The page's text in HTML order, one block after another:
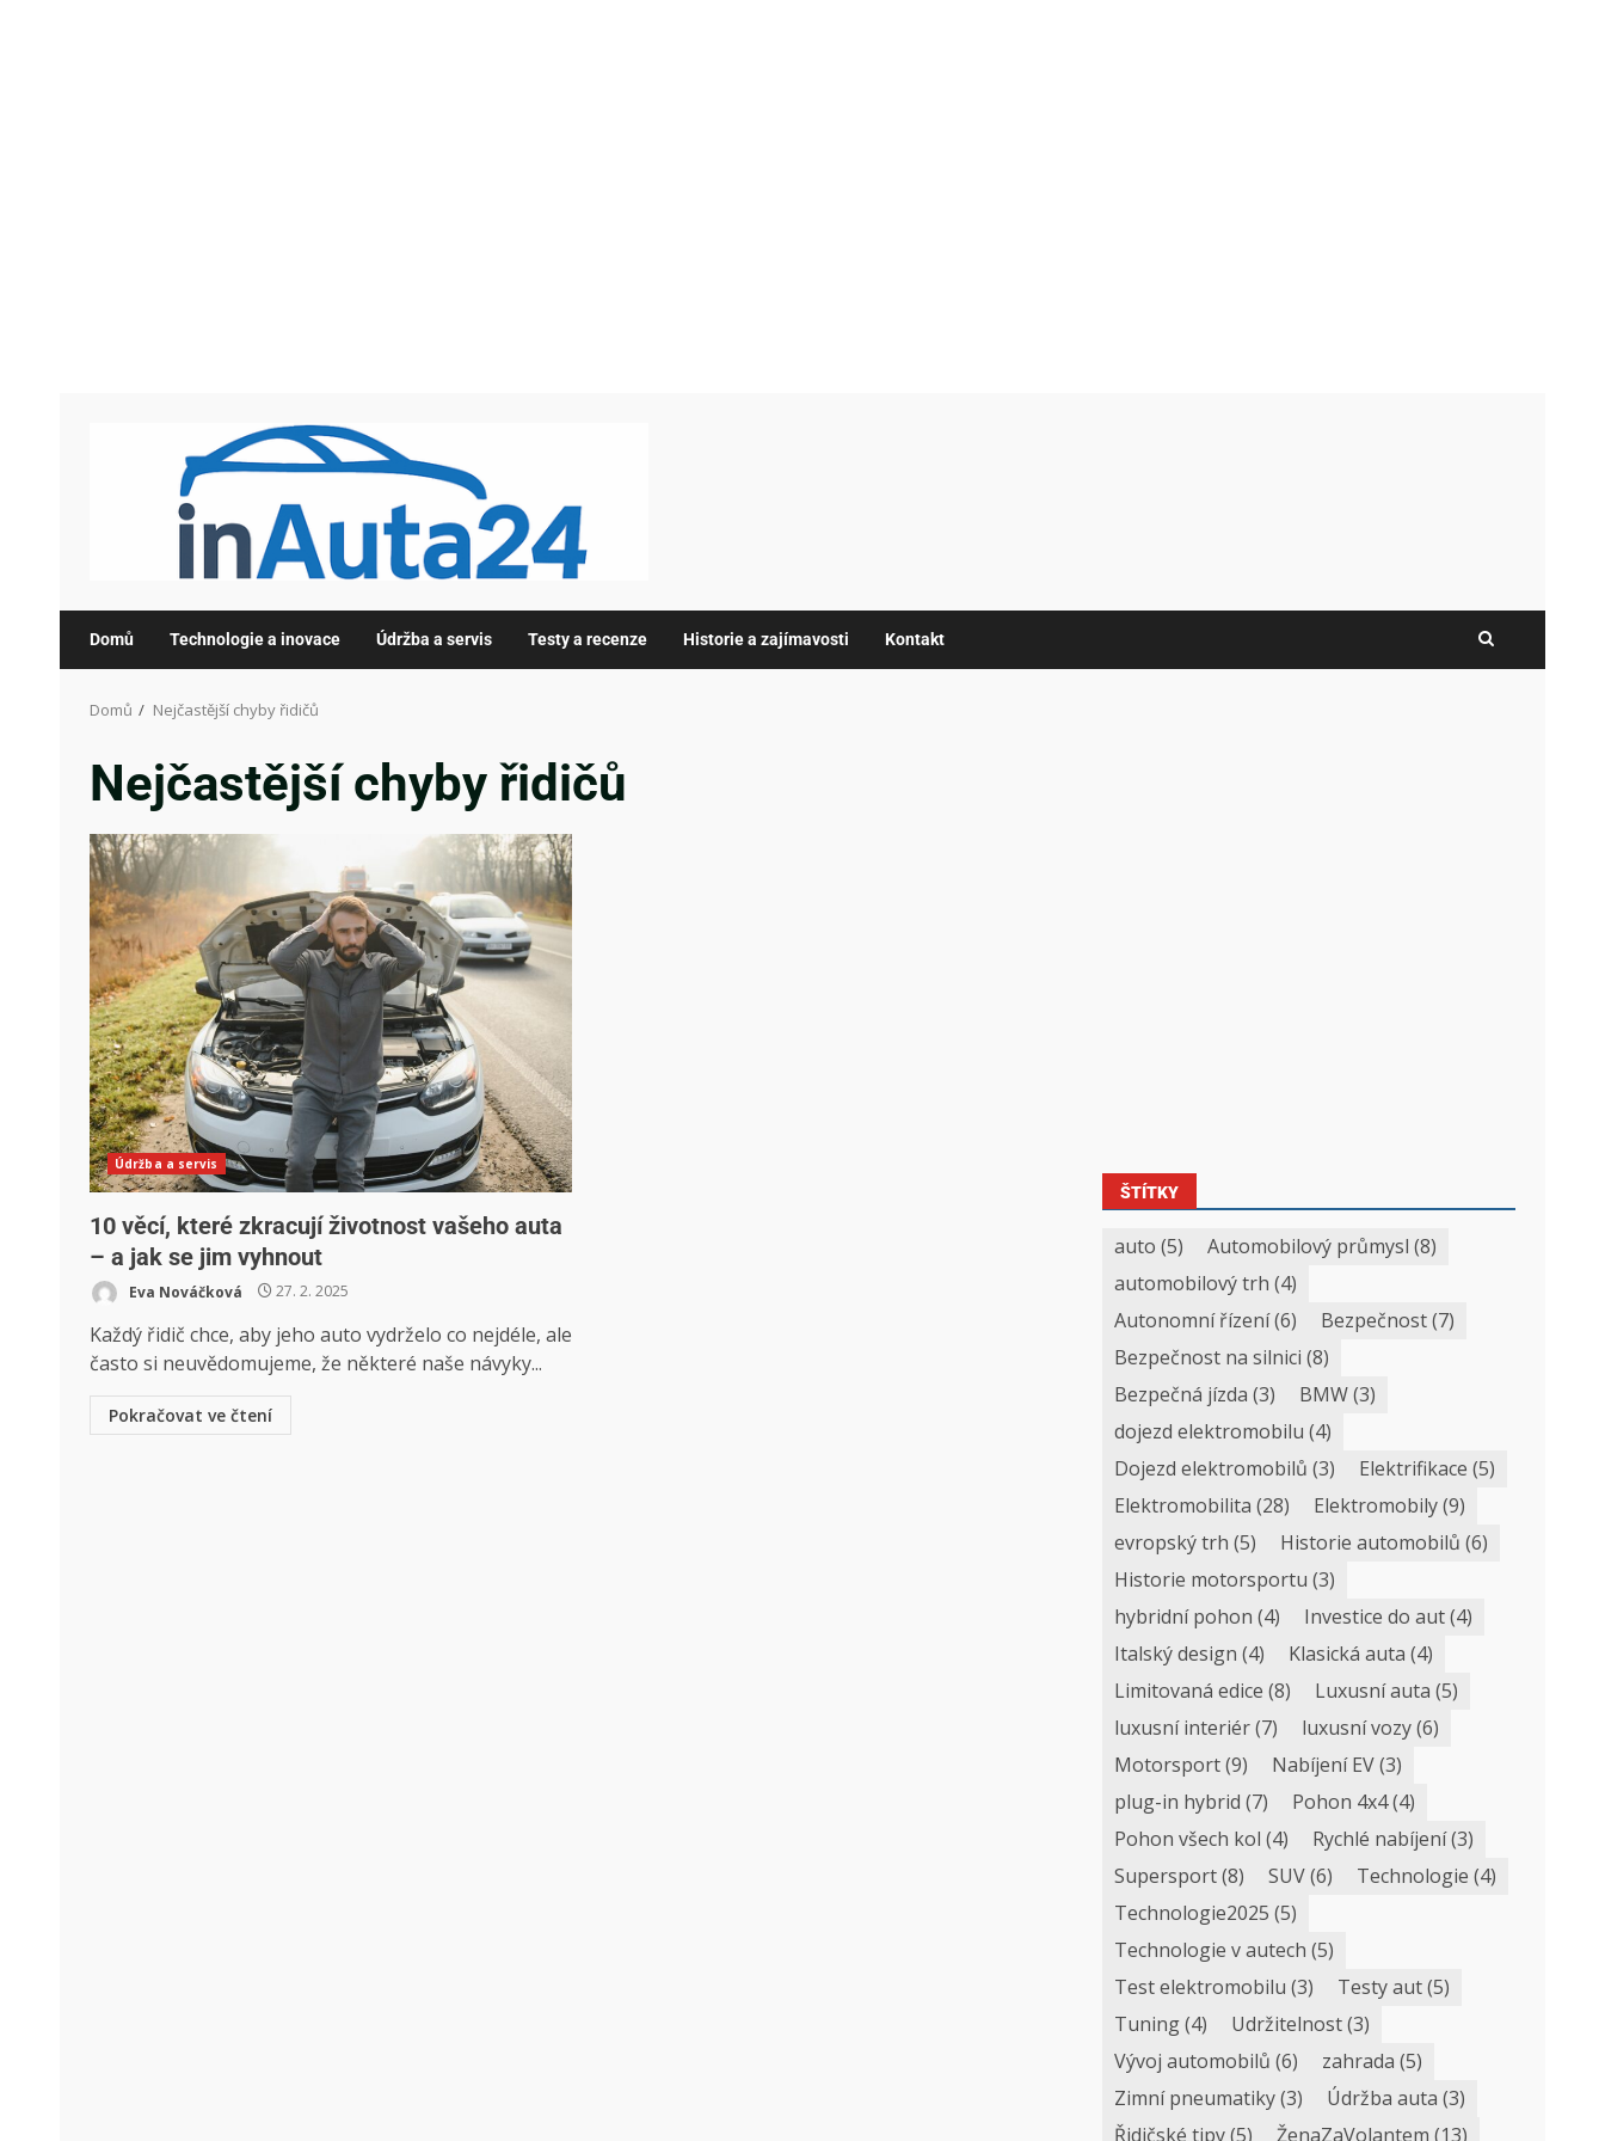
Domů Technologie a inovace Údržba a servis Testy a recenze Historie a zajímavosti Kontakt
Domů Nejčastější chyby řidičů
Nejčastější chyby řidičů
Údržba a servis
10 věcí, které zkracují životnost vašeho auta
– a jak se jim vyhnout
Eva Nováčková 27. 2. 2025
Každý řidič chce, aby jeho auto vydrželo co nejdéle, ale
často si neuvědomujeme, že některé naše návyky...
Pokračovat ve čtení
ŠTÍTKY
auto (5) Automobilový průmysl (8)
automobilový trh (4)
Autonomní řízení(6) Bezpečnost(7)
Bezpečnost na silnici (8)
Bezpečná jízda (3) BMW(3)
dojezd elektromobilu (4)
Dojezd elektromobilů (3) Elektrifikace (5)
Elektromobilita (28) Elektromobily(9)
evropský trh (5) Historie automobilů (6)
Historie motorsportu (3)
hybridní pohon (4) Investice do aut(4)
Italský design (4) Klasická auta (4)
Limitovaná edice (8) Luxusní auta (5)
luxusní interiér(7) luxusní vozy(6)
Motorsport(9) Nabíjení EV(3)
plug-in hybrid (7) Pohon 4x4(4)
Pohon všech kol (4) Rychlé nabíjení(3)
Supersport(8) SUV(6) Technologie (4)
Technologie2025 (5)
Technologie v autech (5)
Test elektromobilu (3) Testy aut(5)
Tuning(4) Udržitelnost(3)
Vývoj automobilů (6) zahrada (5)
Zimní pneumatiky(3) Údržba auta (3)
Řidičské tipy(5) ŽenaZaVolantem (13)